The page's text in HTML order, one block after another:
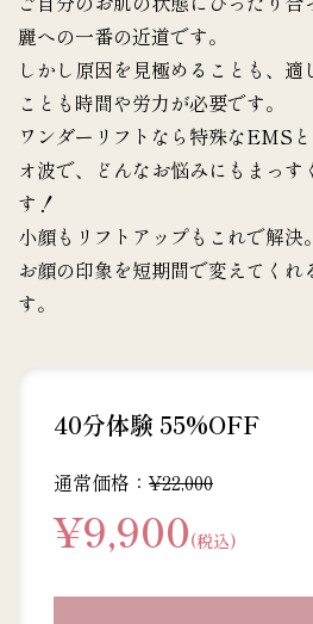
麗への一番の近道です。
しかし原因を見極めることも、適
ことも時間や労力が必要です。
ワンダーリフトなら特殊なEMS
オ波で、どんなお悩みにもまっす
す！
小顔もリフトアップもこれで解決
お顔の印象を短期間で変えてく
す。
40分体験 55%OFF
通常価格：¥22,000
¥9,900(税込)